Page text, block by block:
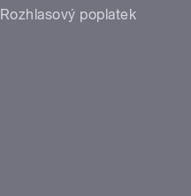
Rozhlasový poplatek